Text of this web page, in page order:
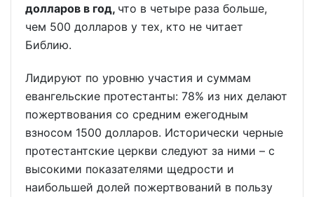
долларов в год, что в четыре раза больше,
чем 500 долларов у тех, кто не читает
Библию.
Лидируют по уровню участия и суммам
евангельские протестанты: 78% из них делают
пожертвования со средним ежегодным
взносом 1500 долларов. Исторически черные
протестантские церкви следуют за ними – с
высокими показателями щедрости и
наибольшей долей пожертвований в пользу